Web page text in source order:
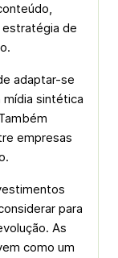
de
adaptar-se
sintética
empresas
para
As
como um